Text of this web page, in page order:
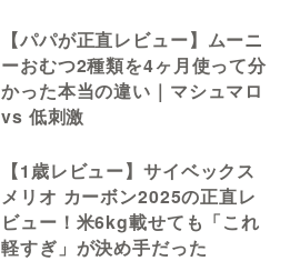
【パパが正直レビュー】ムーニ
ーおむつ2種類を4ヶ月使って分
かった本当の違い｜マシュマロ
vs 低刺激
【1歳レビュー】サイベックス
メリオ カーボン2025の正直レ
ビュー！米6kg載せても「これ
軽すぎ」が決め手だった